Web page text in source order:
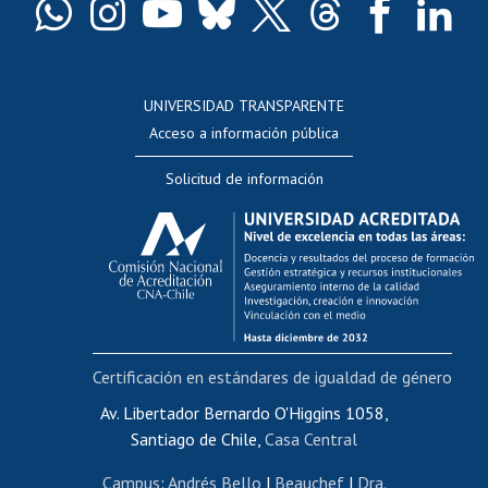
Docentes
Evaluación docente
Calificación académica
Postulación al AUCAI
Funcionarias/os
Cursos internos de capacitación
Bienestar del personal
Portal de movilidad interna
Certificado de renta
Certificado de renta honorarios
UNIVERSIDAD TRANSPARENTE
Acceso a información pública
Solicitud de información
Av. Libertador Bernardo O'Higgins 1058,
Santiago de Chile, Casa Central
Campus: Andrés Bello | Beauchef| Dra.
Certificación en estándares de igualdad de género